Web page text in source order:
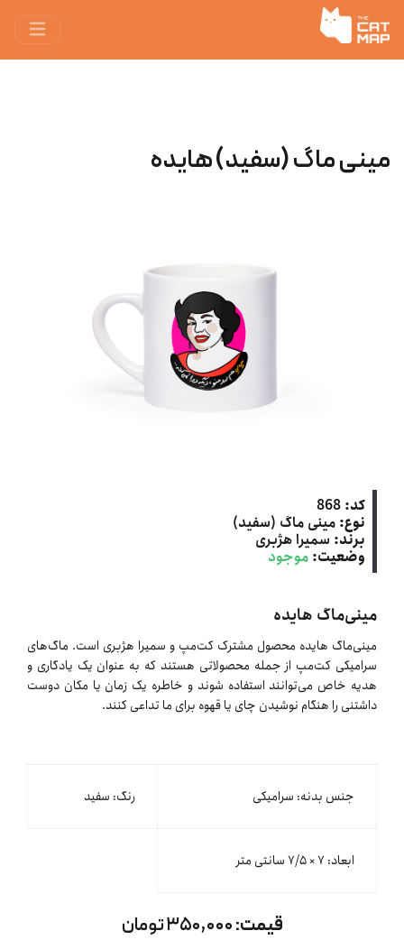
مینی ماگ (سفید) هایده
کد: 868
نوع: مینی ماگ (سفید)
برند: سمیرا هژبری
وضعیت: موجود
مینی‌ماگ هایده
مینی‌ماگ هایده محصول مشترک کت‌مپ و سمیرا هژبری است. ماگ‌های
سرامیکی کت‌مپ از جمله محصولاتی هستند که به عنوان یک یادگاری و
هدیه خاص می‌توانند استفاده شوند و خاطره یک زمان یا مکان دوست
داشتنی را هنگام نوشیدن چای یا قهوه برای ما تداعی کنند.
جنس بدنه: سرامیکی رنگ: سفید
ابعاد: ۷ × ۷/۵ سانتی متر
قیمت:۳۵۰,۰۰۰ تومان